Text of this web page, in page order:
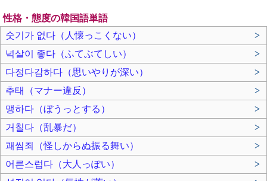
性格・態度の韓国語単語
숫기가 없다（人懐っこくない）
>
넉살이 좋다（ふてぶてしい）
>
다정다감하다（思いやりが深い）
>
추태（マナー違反）
>
맹하다（ぼうっとする）
>
거칠다（乱暴だ）
>
괘씸죄（怪しからぬ振る舞い）
>
어른스럽다（大人っぽい）
>